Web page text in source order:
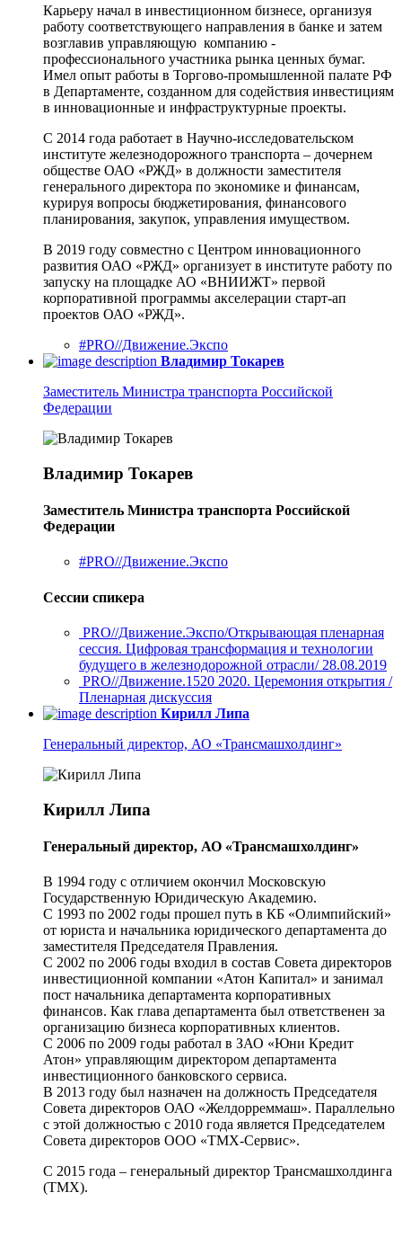
Карьеру начал в инвестиционном бизнесе, организуя
работу соответствующего направления в банке и затем
возглавив управляющую компанию -
профессионального участника рынка ценных бумаг.
Имел опыт работы в Торгово-промышленной палате РФ
в Департаменте, созданном для содействия инвестициям
в инновационные и инфраструктурные проекты.
С 2014 года работает в Научно-исследовательском
институте железнодорожного транспорта – дочернем
обществе ОАО «РЖД» в должности заместителя
генерального директора по экономике и финансам,
курируя вопросы бюджетирования, финансового
планирования, закупок, управления имуществом.
В 2019 году совместно с Центром инновационного
развития ОАО «РЖД» организует в институте работу по
запуску на площадке АО «ВНИИЖТ» первой
корпоративной программы акселерации старт-ап
проектов ОАО «РЖД».
#PRO//Движение.Экспо
Владимир Токарев
Заместитель Министра транспорта Российской
Федерации
Владимир Токарев
Заместитель Министра транспорта Российской
Федерации
#PRO//Движение.Экспо
Сессии спикера
PRO//Движение.Экспо/Открывающая пленарная
сессия. Цифровая трансформация и технологии
будущего в железнодорожной отрасли/ 28.08.2019
PRO//Движение.1520 2020. Церемония открытия /
Пленарная дискуссия
Кирилл Липа
Генеральный директор, АО «Трансмашхолдинг»
Кирилл Липа
Генеральный директор, АО «Трансмашхолдинг»
В 1994 году с отличием окончил Московскую
Государственную Юридическую Академию.
С 1993 по 2002 годы прошел путь в КБ «Олимпийский»
от юриста и начальника юридического департамента до
заместителя Председателя Правления.
С 2002 по 2006 годы входил в состав Совета директоров
инвестиционной компании «Атон Капитал» и занимал
пост начальника департамента корпоративных
финансов. Как глава департамента был ответственен за
организацию бизнеса корпоративных клиентов.
С 2006 по 2009 годы работал в ЗАО «Юни Кредит
Атон» управляющим директором департамента
инвестиционного банковского сервиса.
В 2013 году был назначен на должность Председателя
Совета директоров ОАО «Желдорреммаш». Параллельно
с этой должностью с 2010 года является Председателем
Совета директоров ООО «ТМХ-Сервис».
С 2015 года – генеральный директор Трансмашхолдинга
(ТМХ).